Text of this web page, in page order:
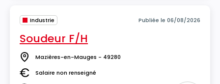
Industrie Publiée le 06/08/2026
Soudeur F/H
Lieu Mazières-en-Mauges - 49280
SalaireSalaire non renseigné